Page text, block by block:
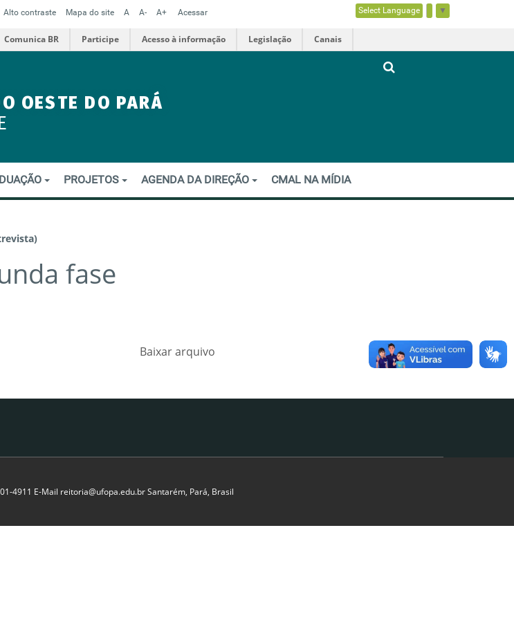
Alto contraste Mapa do site A A- A+ Acessar Select Language ▼
Comunica BR Participe Acesso à informação Legislação Canais
OESTE DO PARÁ
PROJETOS AGENDA DA DIREÇÃO CMAL NA MÍDIA
fase
Baixar arquivo
4911 E-Mail reitoria@ufopa.edu.br Santarém, Pará, Brasil